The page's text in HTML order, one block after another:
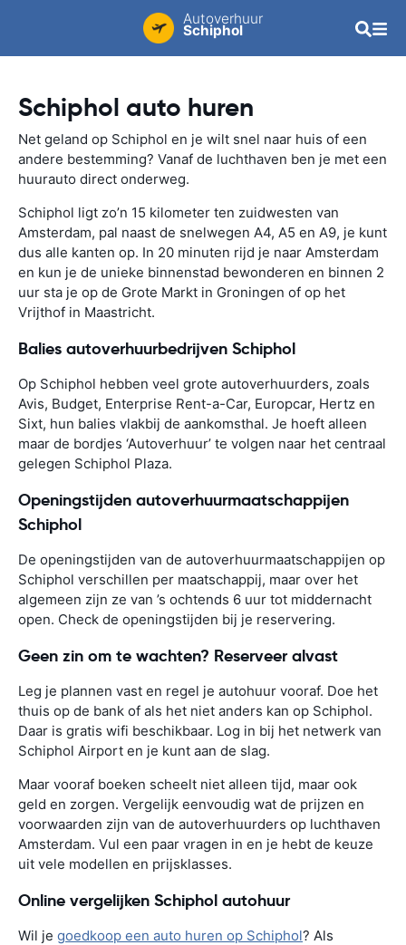
Autoverhuur
Schiphol
Schiphol auto huren
Net geland op Schiphol en je wilt snel naar huis of een
andere bestemming? Vanaf de luchthaven ben je met een
huurauto direct onderweg.
Schiphol ligt zo’n 15 kilometer ten zuidwesten van
Amsterdam, pal naast de snelwegen A4, A5 en A9, je kunt
dus alle kanten op. In 20 minuten rijd je naar Amsterdam
en kun je de unieke binnenstad bewonderen en binnen 2
uur sta je op de Grote Markt in Groningen of op het
Vrijthof in Maastricht.
Balies autoverhuurbedrijven Schiphol
Op Schiphol hebben veel grote autoverhuurders, zoals
Avis, Budget, Enterprise Rent-a-Car, Europcar, Hertz en
Sixt, hun balies vlakbij de aankomsthal. Je hoeft alleen
maar de bordjes ‘Autoverhuur’ te volgen naar het centraal
gelegen Schiphol Plaza.
Openingstijden autoverhuurmaatschappijen
Schiphol
De openingstijden van de autoverhuurmaatschappijen op
Schiphol verschillen per maatschappij, maar over het
algemeen zijn ze van ’s ochtends 6 uur tot middernacht
open. Check de openingstijden bij je reservering.
Geen zin om te wachten? Reserveer alvast
Leg je plannen vast en regel je autohuur vooraf. Doe het
thuis op de bank of als het niet anders kan op Schiphol.
Daar is gratis wifi beschikbaar. Log in bij het netwerk van
Schiphol Airport en je kunt aan de slag.
Maar vooraf boeken scheelt niet alleen tijd, maar ook
geld en zorgen. Vergelijk eenvoudig wat de prijzen en
voorwaarden zijn van de autoverhuurders op luchthaven
Amsterdam. Vul een paar vragen in en je hebt de keuze
uit vele modellen en prijsklasses.
Online vergelijken Schiphol autohuur
Wil je goedkoop een auto huren op Schiphol? Als